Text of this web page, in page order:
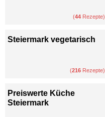
(44 Rezepte)
Steiermark vegetarisch
(216 Rezepte)
Preiswerte Küche
Steiermark